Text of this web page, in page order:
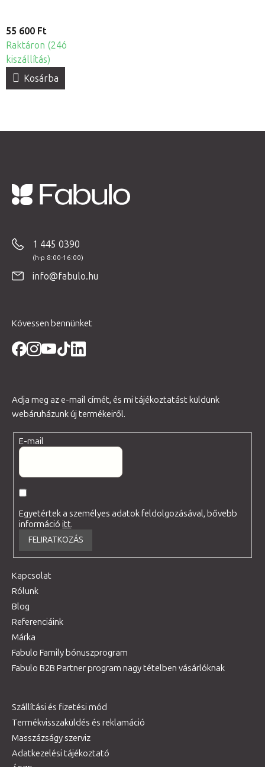
55 600 Ft
Raktáron (24ó
kiszállítás)
Kosárba
1 445 0390
info@fabulo.hu
Kövessen bennünket
Adja meg az e-mail címét, és mi tájékoztatást küldünk
webáruházunk új termékeiről.
E-mail
Egyetértek a személyes adatok feldolgozásával, bővebb
információitt.
FELIRATKOZÁS
Kapcsolat
Rólunk
Blog
Referenciáink
Márka
Fabulo Family bónuszprogram
Fabulo B2B Partner program nagy tételben vásárlóknak
Szállítási és fizetési mód
Termékvisszaküldés és reklamáció
Masszázságy szerviz
Adatkezelési tájékoztató